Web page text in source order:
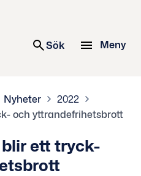
Sök Meny
Nyheter
2022
och yttrandefrihetsbrott
ett tryck-